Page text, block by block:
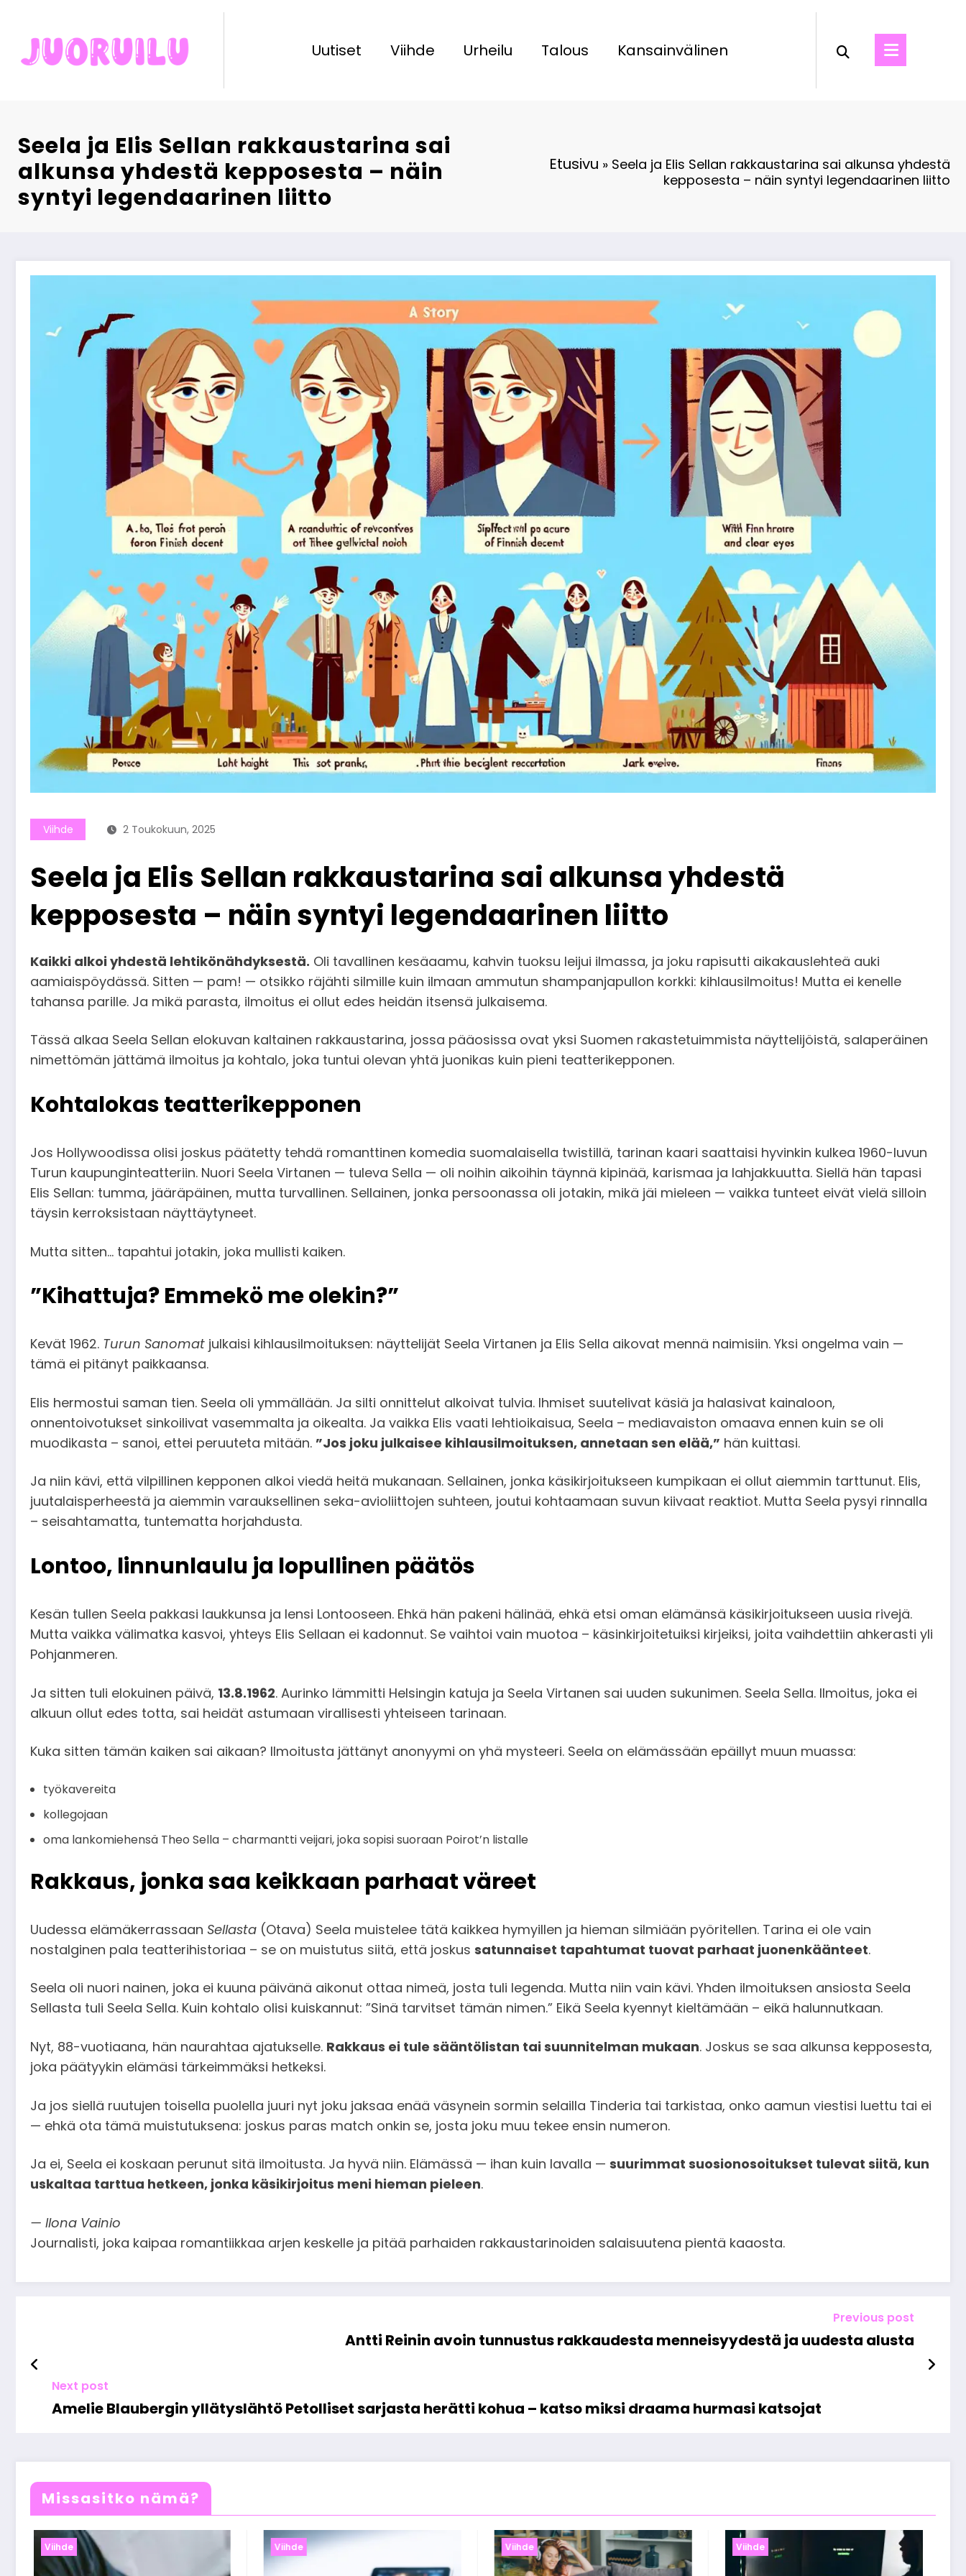
content
Uutiset Viihde Urheilu Talous Kansainvälinen
Seela ja Elis Sellan rakkaustarina sai
alkunsa yhdestä kepposesta – näin
syntyi legendaarinen liitto
Etusivu » Seela ja Elis Sellan rakkaustarina sai alkunsa yhdestä
kepposesta – näin syntyi legendaarinen liitto
Viihde 2 Toukokuun, 2025
Seela ja Elis Sellan rakkaustarina sai alkunsa yhdestä
kepposesta – näin syntyi legendaarinen liitto
Kaikki alkoi yhdestä lehtikönähdyksestä. Oli tavallinen kesäaamu, kahvin tuoksu leijui ilmassa, ja joku rapisutti aikakauslehteä auki
aamiaispöydässä. Sitten — pam! — otsikko räjähti silmille kuin ilmaan ammutun shampanjapullon korkki: kihlausilmoitus! Mutta ei kenelle
tahansa parille. Ja mikä parasta, ilmoitus ei ollut edes heidän itsensä julkaisema.
Tässä alkaa Seela Sellan elokuvan kaltainen rakkaustarina, jossa pääosissa ovat yksi Suomen rakastetuimmista näyttelijöistä, salaperäinen
nimettömän jättämä ilmoitus ja kohtalo, joka tuntui olevan yhtä juonikas kuin pieni teatterikepponen.
Kohtalokas teatterikepponen
Jos Hollywoodissa olisi joskus päätetty tehdä romanttinen komedia suomalaisella twistillä, tarinan kaari saattaisi hyvinkin kulkea 1960-luvun
Turun kaupunginteatteriin. Nuori Seela Virtanen — tuleva Sella — oli noihin aikoihin täynnä kipinää, karismaa ja lahjakkuutta. Siellä hän tapasi
Elis Sellan: tumma, jääräpäinen, mutta turvallinen. Sellainen, jonka persoonassa oli jotakin, mikä jäi mieleen — vaikka tunteet eivät vielä silloin
täysin kerroksistaan näyttäytyneet.
Mutta sitten… tapahtui jotakin, joka mullisti kaiken.
”Kihattuja? Emmekö me olekin?”
Kevät 1962. Turun Sanomat julkaisi kihlausilmoituksen: näyttelijät Seela Virtanen ja Elis Sella aikovat mennä naimisiin. Yksi ongelma vain —
tämä ei pitänyt paikkaansa.
Elis hermostui saman tien. Seela oli ymmällään. Ja silti onnittelut alkoivat tulvia. Ihmiset suutelivat käsiä ja halasivat kainaloon,
onnentoivotukset sinkoilivat vasemmalta ja oikealta. Ja vaikka Elis vaati lehtioikaisua, Seela – mediavaiston omaava ennen kuin se oli
muodikasta – sanoi, ettei peruuteta mitään. ”Jos joku julkaisee kihlausilmoituksen, annetaan sen elää,” hän kuittasi.
Ja niin kävi, että vilpillinen kepponen alkoi viedä heitä mukanaan. Sellainen, jonka käsikirjoitukseen kumpikaan ei ollut aiemmin tarttunut. Elis,
juutalaisperheestä ja aiemmin varauksellinen seka-avioliittojen suhteen, joutui kohtaamaan suvun kiivaat reaktiot. Mutta Seela pysyi rinnalla
– seisahtamatta, tuntematta horjahdusta.
Lontoo, linnunlaulu ja lopullinen päätös
Kesän tullen Seela pakkasi laukkunsa ja lensi Lontooseen. Ehkä hän pakeni hälinää, ehkä etsi oman elämänsä käsikirjoitukseen uusia rivejä.
Mutta vaikka välimatka kasvoi, yhteys Elis Sellaan ei kadonnut. Se vaihtoi vain muotoa – käsinkirjoitetuiksi kirjeiksi, joita vaihdettiin ahkerasti yli
Pohjanmeren.
Ja sitten tuli elokuinen päivä, 13.8.1962. Aurinko lämmitti Helsingin katuja ja Seela Virtanen sai uuden sukunimen. Seela Sella. Ilmoitus, joka ei
alkuun ollut edes totta, sai heidät astumaan virallisesti yhteiseen tarinaan.
Kuka sitten tämän kaiken sai aikaan? Ilmoitusta jättänyt anonyymi on yhä mysteeri. Seela on elämässään epäillyt muun muassa:
työkavereita
kollegojaan
oma lankomiehensä Theo Sella – charmantti veijari, joka sopisi suoraan Poirot’n listalle
Rakkaus, jonka saa keikkaan parhaat väreet
Uudessa elämäkerrassaan Sellasta (Otava) Seela muistelee tätä kaikkea hymyillen ja hieman silmiään pyöritellen. Tarina ei ole vain
nostalginen pala teatterihistoriaa – se on muistutus siitä, että joskus satunnaiset tapahtumat tuovat parhaat juonenkäänteet.
Seela oli nuori nainen, joka ei kuuna päivänä aikonut ottaa nimeä, josta tuli legenda. Mutta niin vain kävi. Yhden ilmoituksen ansiosta Seela
Sellasta tuli Seela Sella. Kuin kohtalo olisi kuiskannut: ”Sinä tarvitset tämän nimen.” Eikä Seela kyennyt kieltämään – eikä halunnutkaan.
Nyt, 88-vuotiaana, hän naurahtaa ajatukselle. Rakkaus ei tule sääntölistan tai suunnitelman mukaan. Joskus se saa alkunsa kepposesta,
joka päätyykin elämäsi tärkeimmäksi hetkeksi.
Ja jos siellä ruutujen toisella puolella juuri nyt joku jaksaa enää väsynein sormin selailla Tinderia tai tarkistaa, onko aamun viestisi luettu tai ei
— ehkä ota tämä muistutuksena: joskus paras match onkin se, josta joku muu tekee ensin numeron.
Ja ei, Seela ei koskaan perunut sitä ilmoitusta. Ja hyvä niin. Elämässä — ihan kuin lavalla — suurimmat suosionosoitukset tulevat siitä, kun
uskaltaa tarttua hetkeen, jonka käsikirjoitus meni hieman pieleen.
— Ilona Vainio
Journalisti, joka kaipaa romantiikkaa arjen keskelle ja pitää parhaiden rakkaustarinoiden salaisuutena pientä kaaosta.
Previous post
Antti Reinin avoin tunnustus rakkaudesta menneisyydestä ja uudesta alusta
Next post
Amelie Blaubergin yllätyslähtö Petolliset sarjasta herätti kohua – katso miksi draama hurmasi katsojat
Missasitko nämä?
Viihde Viihde Viihde Viihde